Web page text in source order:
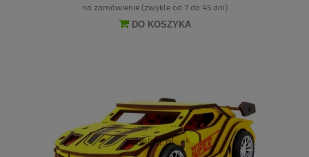
na zamówienie (zwykle od 7 do 45 dni)
DO KOSZYKA